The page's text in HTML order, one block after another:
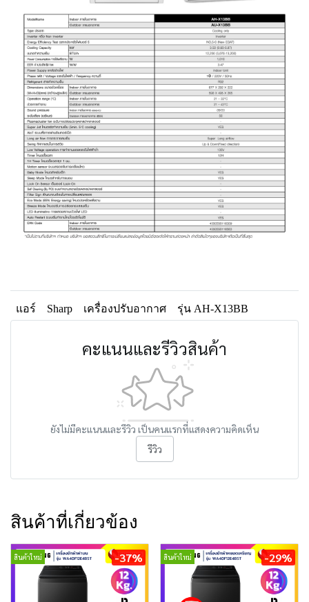
แอร์ Sharp เครื่องปรับอากาศ รุ่น AH-X13BB
คะแนนและรีวิวสินค้า
ยังไม่มีคะแนนและรีวิว เป็นคนแรกที่แสดงความคิดเห็น
รีวิว
สินค้าที่เกี่ยวข้อง
สินค้าใหม่ -37% สินค้าใหม่ -29%